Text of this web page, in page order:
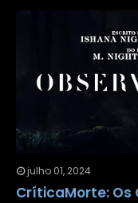
julho 01, 2024
CríticaMorte: Os